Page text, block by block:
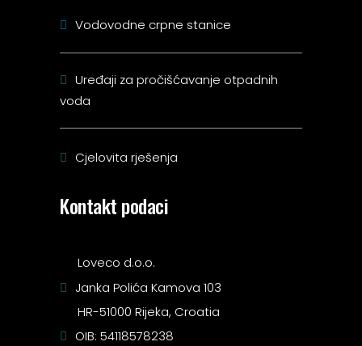
Vodovodne crpne stanice
Uređaji za pročišćavanje otpadnih
voda
Cjelovita rješenja
Kontakt podaci
Loveco d.o.o.
Janka Polića Kamova 103
HR-51000 Rijeka, Croatia
OIB: 54118578238